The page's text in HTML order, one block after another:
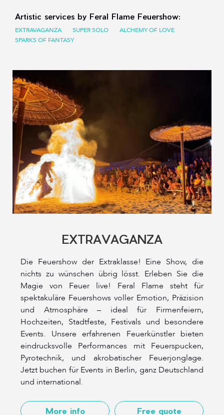
Artistic services by Feral Flame Feuershow:
EXTRAVAGANZA SUPER SOLO
ALCHEMY OF LOVE
SPARKS OF FANTASY
EXTRAVAGANZA
Die Feuershow der Extraklasse! Eine Show, die
nichts zu wünschen übrig lösst. Erleben Sie die
Magie von Feuer live! Feral Flame steht für
spektakuläre Feuershows voller Emotion, Präzision
und Atmosphäre – ideal für Firmenfeiern,
Hochzeiten, Stadtfeste, Festivals und besondere
Events. Unsere erfahrenen Feuerkünstler bieten
eindrucksvolle Performances mit Feuerspucken,
Pyrotechnik, und akrobatischer Feuerjonglage.
Jetzt buchen für Events in Berlin, ganz Deutschland
und international.
More info Free quote